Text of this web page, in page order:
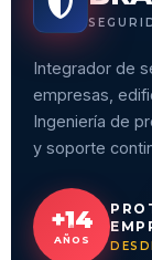
Integrador de
empresas,
Ingeniería de
y soporte
+14
AÑOS